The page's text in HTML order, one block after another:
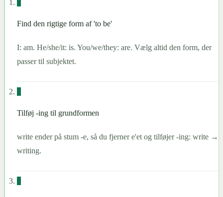
1
Find den rigtige form af 'to be'
I: am. He/she/it: is. You/we/they: are. Vælg altid den form, der
passer til subjektet.
2
Tilføj -ing til grundformen
write ender på stum -e, så du fjerner e'et og tilføjer -ing: write →
writing.
3